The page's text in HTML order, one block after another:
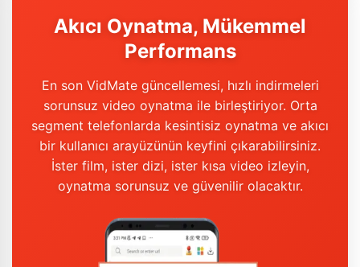
Akıcı Oynatma, Mükemmel
Performans
En son VidMate güncellemesi, hızlı indirmeleri
sorunsuz video oynatma ile birleştiriyor. Orta
segment telefonlarda kesintisiz oynatma ve akıcı
bir kullanıcı arayüzünün keyfini çıkarabilirsiniz.
İster film, ister dizi, ister kısa video izleyin,
oynatma sorunsuz ve güvenilir olacaktır.